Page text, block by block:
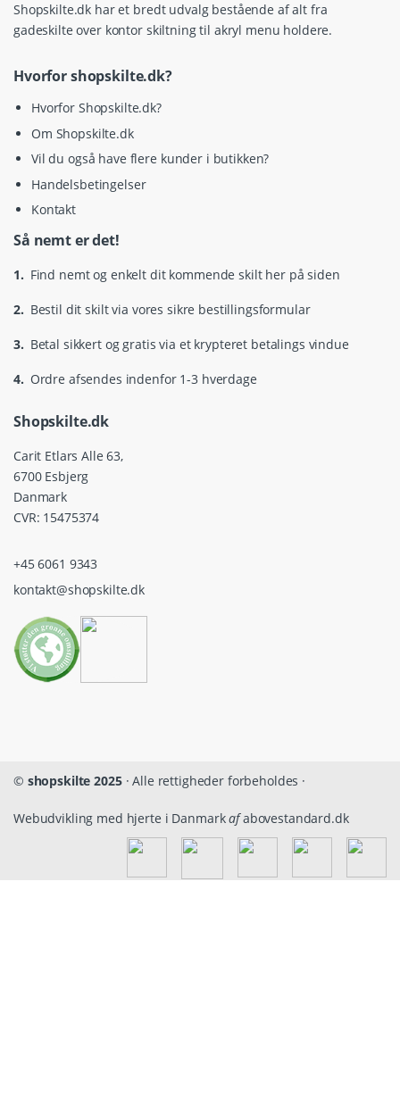
Shopskilte.dk har et bredt udvalg bestående af alt fra
gadeskilte over kontor skiltning til akryl menu holdere.
Hvorfor shopskilte.dk?
Hvorfor Shopskilte.dk?
Om Shopskilte.dk
Vil du også have flere kunder i butikken?
Handelsbetingelser
Kontakt
Så nemt er det!
1. Find nemt og enkelt dit kommende skilt her på siden
2. Bestil dit skilt via vores sikre bestillingsformular
3. Betal sikkert og gratis via et krypteret betalings vindue
4. Ordre afsendes indenfor 1-3 hverdage
Shopskilte.dk
Carit Etlars Alle 63,
6700 Esbjerg
Danmark
CVR: 15475374
+45 6061 9343
kontakt@shopskilte.dk
© shopskilte 2025· Alle rettigheder forbeholdes ·
Webudvikling med hjerte i Danmarkafabovestandard.dk